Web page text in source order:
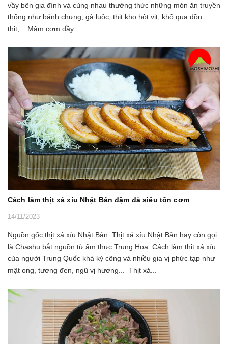
vầy bên gia đình và cùng nhau thưởng thức những món ăn truyền
thống như bánh chưng, gà luộc, thịt kho hột vịt, khổ qua dồn
thịt,... Mâm cơm đầy...
Cách làm thịt xá xíu Nhật Bản đậm đà siêu tốn cơm
14/11/2023
Nguồn gốc thịt xá xíu Nhật Bản Thịt xá xíu Nhật Bản hay còn gọi
là Chashu bắt nguồn từ ẩm thực Trung Hoa. Cách làm thịt xá xíu
của người Trung Quốc khá kỳ công và nhiều gia vị phức tạp như
mật ong, tương đen, ngũ vị hương... Thịt xá...